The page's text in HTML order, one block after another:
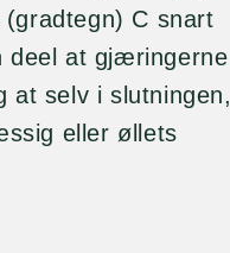
C snart
deel at gjæringerne
at selv i slutningen,
eller øllets